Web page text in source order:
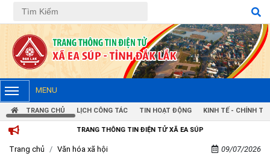
MENU
TRANG CHỦ LỊCH CÔNG TÁC TIN HOẠT ĐỘNG KINH TẾ - CHÍNH TRỊ
TRANG THÔNG TIN ĐIỆN TỬ XÃ EA SÚP
Trang chủ Văn hóa xã hội 09/07/2026